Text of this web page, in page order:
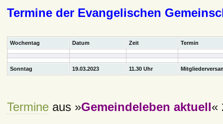
Termine der Evangelischen
Wochentag Datum Zeit Termin
Sonntag 19.03.2023 11.30 Uhr
Termineaus »Gemeindeleben aktuell «